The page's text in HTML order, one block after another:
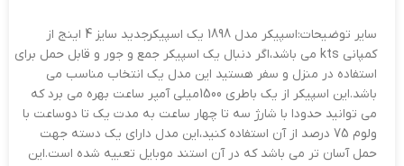
سایر توضیحات:
اسپیکر مدل 1898 یک اسپیکرجدید سایز 4 اینج از
کمپانی kts می باشد،اگر دنبال یک اسپیکر جمع و جور و قابل حمل برای
استفاده در منزل و سفر هستید این مدل یک انتخاب مناسب می
باشد.این اسپیکر از یک باطری 1500میلی آمپر ساعت بهره می برد که
می توانید حدودا با شارژ سه تا چهار ساعت به مدت یک تا دوساعت با
ولوم 75 درصد از آن استفاده کنید،این مدل دارای یک دسته جهت
حمل آسان تر می باشد که در آن استند موبایل تعبیه شده است.این